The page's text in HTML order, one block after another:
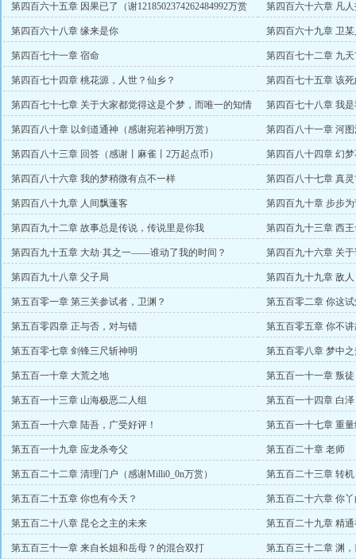
第四百六十五章 因果已了（谢1218502374262484992万赏
第四百六十六章 凡
币）
第四百六十八章 缘来是你 第四百六十九章 卫
第四百七十一章 宿命 第四百七十二章 九
第四百七十四章 桃花源，人世？仙乡？
第四百七十五章 该
浊世的盟主）
第四百七十七章 关于大家都觉得这是个梦，而唯一的知情
者认为没必要说的问题
第四百七十八章 我
第四百八十章 以剑道通神（感谢宛若神明万赏） 第四百八十一章 河
第四百八十三章 回答（感谢丨麻雀丨2万起点币） 第四百八十四章 幻
第四百八十六章 我的梦稍微有点不一样 第四百八十七章 真
第四百八十九章 人间飘蓬客 第四百九十章 步步
第四百九十二章 故事总是传说，传说里是你我 第四百九十三章 西
第四百九十五章 大劫·其之一——谁动了我的时间？ 第四百九十六章 关
第四百九十八章 父子局 第四百九十九章 敌人
第五百零一章 第三关参试者，卫渊？
第五百零二章 你这
赏）
第五百零四章 正与否，对与错 第五百零五章 你不
第五百零七章 剑锋三尺斩神明 第五百零八章 梦中之
第五百一十章 大荒之地 第五百一十一章 叛
第五百一十三章 山海极恶二人组 第五百一十四章 白
第五百一十六章 陆吾，广受好评！ 第五百一十七章 重量
第五百一十九章 应龙杀夸父 第五百二十章 老师
第五百二十二章 清理门户（感谢Milli0_0n万赏） 第五百二十三章 转机
第五百二十五章 你也有今天？ 第五百二十六章 你
第五百二十八章 昆仑之主的未来
第五百二十九章 精
值
第五百三十一章 来自长姐和岳母？的混合双打
第五百三十二章 渊